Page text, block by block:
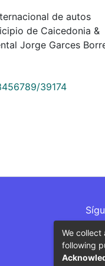
de autos
de Caicedonia &
Jorge Garces
39174
We collect
following